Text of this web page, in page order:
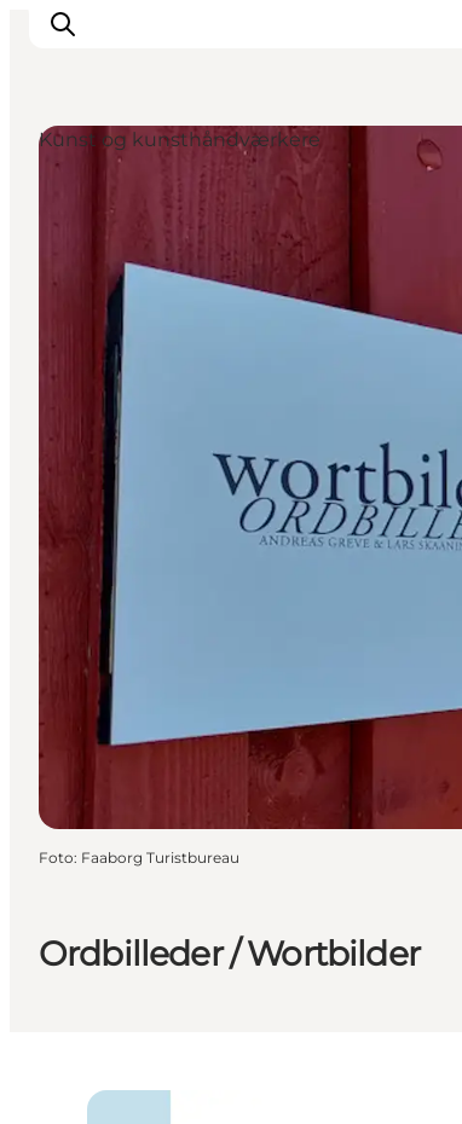
Overnatning
Spisesteder
Oplevelser
Øhop
Outdoor
Det sker
Ordbilleder / Wortbilder
Kunst og kunsthåndværkere
Foto: Faaborg Turistbureau